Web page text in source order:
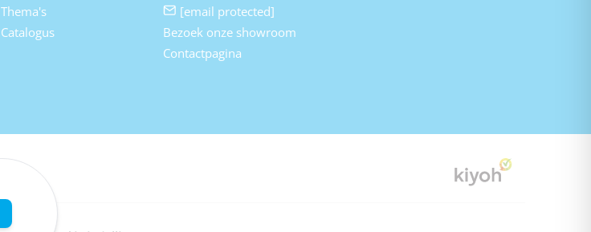
Thema's
Catalogus
[email protected]
Bezoek onze showroom
Contactpagina